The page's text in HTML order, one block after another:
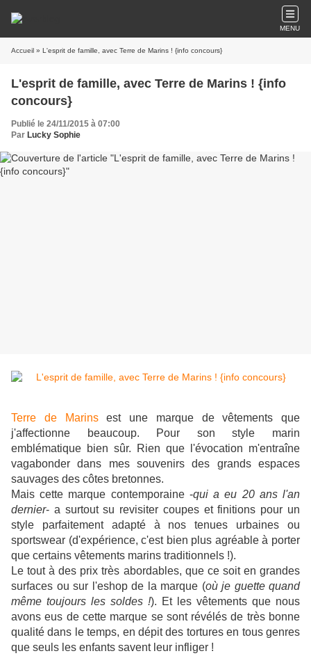
MENU
Accueil » L'esprit de famille, avec Terre de Marins ! {info concours}
L'esprit de famille, avec Terre de Marins ! {info
concours}
Publié le 24/11/2015 à 07:00
Par Lucky Sophie
Terre de Marinsest une marque de vêtements que
j'affectionne beaucoup. Pour son style marin
emblématique bien sûr. Rien que l'évocation m'entraîne
vagabonder dans mes souvenirs des grands espaces
sauvages des côtes bretonnes.
Mais cette marque contemporaine -qui a eu 20 ans l'an
dernier- a surtout su revisiter coupes et finitions pour un
style parfaitement adapté à nos tenues urbaines ou
sportswear (d'expérience, c'est bien plus agréable à porter
que certains vêtements marins traditionnels !).
Le toutà des prix très abordables, que ce soit en grandes
surfaces ou sur l'eshop de la marque (où je guette quand
même toujours les soldes !). Et les vêtements que nous
avons eus de cette marque se sont révélés de très bonne
qualité dans le temps, en dépit des tortures en tous genres
que seuls les enfants savent leur infliger !